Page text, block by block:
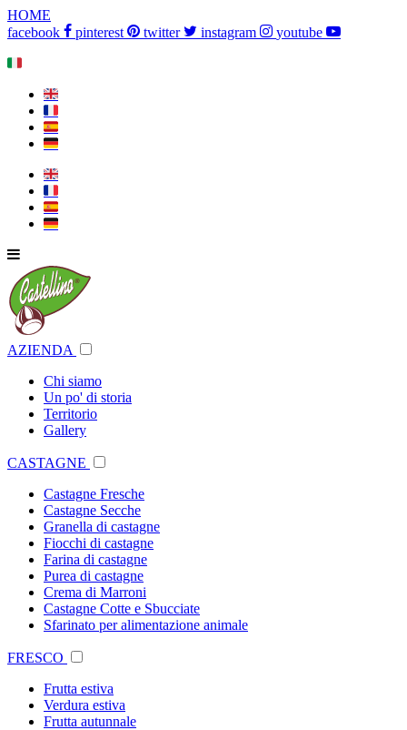
HOME
facebook
pinterest twitter instagram
youtube
🇮🇹
🇬🇧
🇫🇷
🇪🇸
🇩🇪
🇬🇧
🇫🇷
🇪🇸
🇩🇪
AZIENDA
Chi siamo
Un po' di storia
Territorio
Gallery
CASTAGNE
Castagne Fresche
Castagne Secche
Granella di castagne
Fiocchi di castagne
Farina di castagne
Purea di castagne
Crema di Marroni
Castagne Cotte e Sbucciate
Sfarinato per alimentazione animale
FRESCO
Frutta estiva
Verdura estiva
Frutta autunnale